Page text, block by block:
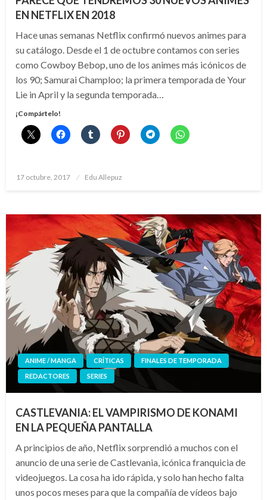
EN NETFLIX EN 2018
Hace unas semanas Netflix confirmó nuevos animes para
su catálogo. Desde el 1 de octubre contamos con series
como Cowboy Bebop, uno de los animes más icónicos de
los 90; Samurai Champloo; la primera temporada de Your
Lie in April y la segunda temporada…
¡Compártelo!
Publicado
17 octubre, 2017 Edu Allepuz
ANIME / MANGA CRÍTICAS
FINALES DE TEMPORADA
REDACTORES
SERIES
CASTLEVANIA: EL VAMPIRISMO DE KONAMI
EN LA PEQUEÑA PANTALLA
A principios de año, Netflix sorprendió a muchos con el
anuncio de una serie de Castlevania, icónica franquicia de
videojuegos. La cosa ha ido rápida, y solo han hecho falta
unos pocos meses para que la compañía de vídeos bajo